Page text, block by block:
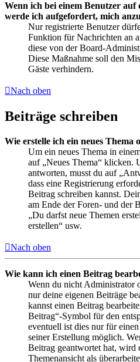
Wenn ich bei einem Benutzer
werde ich aufgefordert, mich
Nur registrierte Benutzer
Funktion für Nachrichten an
diese von der Board-
Diese Maßnahme soll den
Gäste verhindern.
Nach oben
Beiträge schreiben
Wie erstelle ich ein neues Thema
Um ein neues Thema in
auf „Neues Thema“ klicken.
antworten, musst du auf
dass eine Registrierung
Beitrag schreiben kannst.
am Ende der Foren- und der
„Du darfst neue Themen
erstellen“ usw.
Nach oben
Wie kann ich einen Beitrag
Wenn du nicht Administrator
nur deine eigenen Beiträge
kannst einen Beitrag
Beitrag“-Symbol für den
eventuell ist dies nur für
seiner Erstellung möglich.
Beitrag geantwortet hat, wird
Themenansicht als